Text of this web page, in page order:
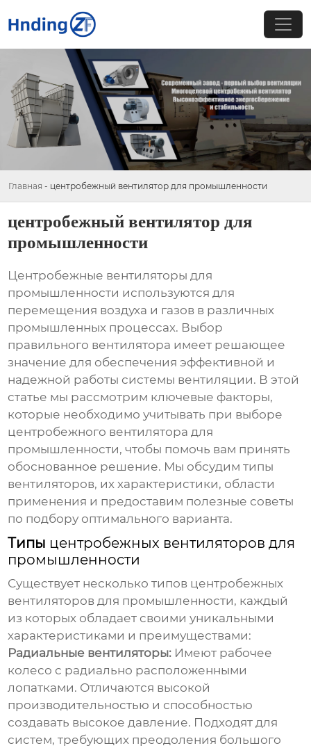
Главная - центробежный вентилятор для промышленности
центробежный вентилятор для
промышленности
Центробежные вентиляторы для
промышленности используются для
перемещения воздуха и газов в различных
промышленных процессах. Выбор
правильного вентилятора имеет решающее
значение для обеспечения эффективной и
надежной работы системы вентиляции. В этой
статье мы рассмотрим ключевые факторы,
которые необходимо учитывать при выборе
центробежного вентилятора для
промышленности, чтобы помочь вам принять
обоснованное решение. Мы обсудим типы
вентиляторов, их характеристики, области
применения и предоставим полезные советы
по подбору оптимального варианта.
Типы центробежных вентиляторов для
промышленности
Существует несколько типов центробежных
вентиляторов для промышленности, каждый
из которых обладает своими уникальными
характеристиками и преимуществами:
Радиальные вентиляторы: Имеют рабочее
колесо с радиально расположенными
лопатками. Отличаются высокой
производительностью и способностью
создавать высокое давление. Подходят для
систем, требующих преодоления большого